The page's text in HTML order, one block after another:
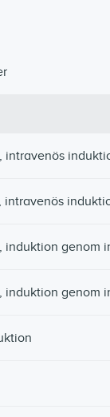
intravenös
intravenös
induktion genom
induktion genom